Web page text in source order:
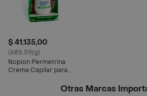
$ 41.135,00
(685.59/g)
Nopion Permetrina
Crema Capilar para
Otras Marcas